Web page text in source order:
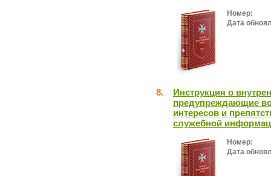
Номер:
Дата
8.
Инструкция о
предупреждающие
интересов и
служебной
Номер:
Дата